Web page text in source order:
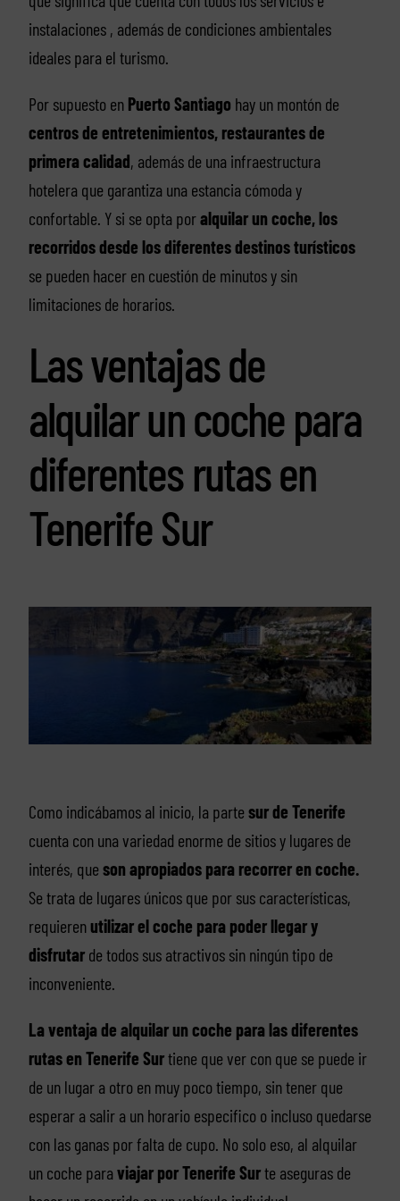
instalaciones , además de condiciones ambientales
ideales para el turismo.
Por supuesto en Puerto Santiago hay un montón de
centros de entretenimientos, restaurantes de
primera calidad, además de una infraestructura
hotelera que garantiza una estancia cómoda y
confortable. Y si se opta poralquilar un coche, los
recorridos desde los diferentes destinos turísticos
se pueden hacer en cuestión de minutos y sin
limitaciones de horarios.
Las ventajas de
alquilar un coche para
diferentes rutas en
Tenerife Sur
Como indicábamos al inicio, la parte sur de Tenerife
cuenta con una variedad enorme de sitios y lugares de
interés, que son apropiados para recorrer en coche.
Se trata de lugares únicos que por sus características,
requierenutilizar el coche para poder llegar y
disfrutarde todos sus atractivos sin ningún tipo de
inconveniente.
La ventaja de alquilar un coche para las diferentes
rutas en Tenerife Surtiene que ver con que se puede ir
de un lugar a otro en muy poco tiempo, sin tener que
esperar a salir a un horario especifico o incluso quedarse
con las ganas por falta de cupo. No solo eso, al alquilar
un coche para viajar por Tenerife Surte aseguras de